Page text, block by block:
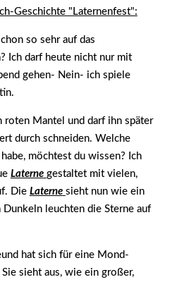
Geschichte "Laternenfest":
so sehr auf das
Ich darf heute nicht nur mit
gehen- Nein- ich spiele
roten Mantel und darf ihn später
durch schneiden. Welche
möchtest du wissen? Ich
Laterne gestaltet mit vielen,
Die Laterne sieht nun wie ein
Dunkeln leuchten die Sterne auf
hat sich für eine Mond-
sieht aus, wie ein großer,